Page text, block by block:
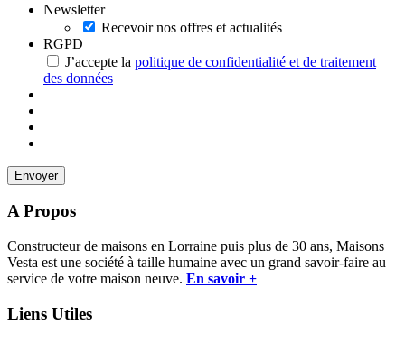
Newsletter
Recevoir nos offres et actualités
RGPD
J’accepte la politique de confidentialité et de traitement
des données
A Propos
Constructeur de maisons en Lorraine puis plus de 30 ans, Maisons
Vesta est une société à taille humaine avec un grand savoir-faire au
service de votre maison neuve. En savoir +
Liens Utiles